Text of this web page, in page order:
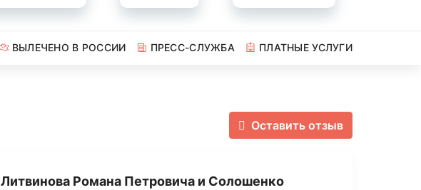
ВЫЛЕЧЕНО В РОССИИ ПРЕСС-СЛУЖБА
ПЛАТНЫЕ УСЛУГИ
Оставить отзыв
Литвинова Романа Петровича и Солошенко